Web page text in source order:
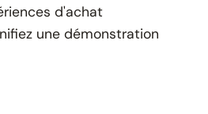
d'achat
une démonstration